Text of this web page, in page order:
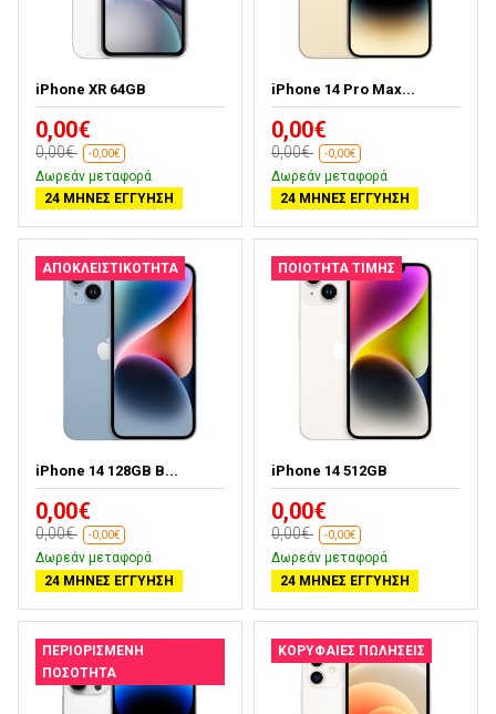
iPhone XR 64GB
0,00€
0,00€ -0,00€
Δωρεάν μεταφορά
24 ΜΉΝΕΣ ΕΓΓΎΗΣΗ
iPhone 14 Pro Max...
0,00€
0,00€ -0,00€
Δωρεάν μεταφορά
24 ΜΉΝΕΣ ΕΓΓΎΗΣΗ
ΑΠΟΚΛΕΙΣΤΙΚΌΤΗΤΑ
iPhone 14 128GB B...
0,00€
0,00€ -0,00€
Δωρεάν μεταφορά
24 ΜΉΝΕΣ ΕΓΓΎΗΣΗ
ΠΟΙΌΤΗΤΑ ΤΙΜΉΣ
iPhone 14 512GB
0,00€
0,00€ -0,00€
Δωρεάν μεταφορά
24 ΜΉΝΕΣ ΕΓΓΎΗΣΗ
ΠΕΡΙΟΡΙΣΜΈΝΗ
ΠΟΣΌΤΗΤΑ
ΚΟΡΥΦΑΊΕΣ ΠΩΛΉΣΕΙΣ